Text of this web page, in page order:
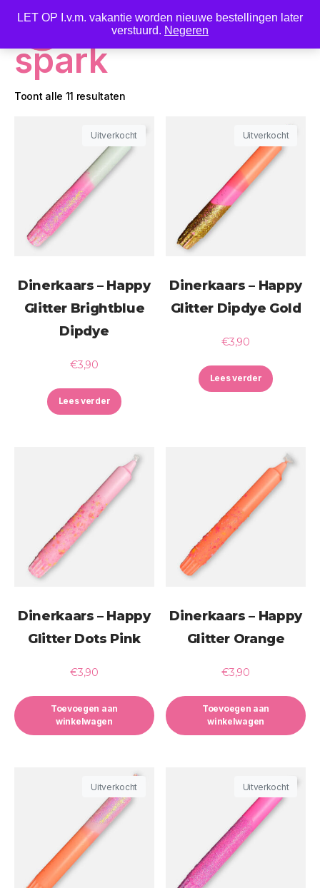
LET OP I.v.m. vakantie worden nieuwe bestellingen later
verstuurd. Negeren
spark
Toont alle 11 resultaten
Uitverkocht
Dinerkaars – Happy
Glitter Brightblue
Dipdye
€3,90
Lees verder
Uitverkocht
Dinerkaars – Happy
Glitter Dipdye Gold
€3,90
Lees verder
Dinerkaars – Happy
Glitter Dots Pink
€3,90
Toevoegen aan
winkelwagen
Dinerkaars – Happy
Glitter Orange
€3,90
Toevoegen aan
winkelwagen
Uitverkocht Uitverkocht